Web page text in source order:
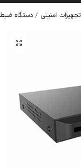
تجهیزات امنیتی /دستگاه